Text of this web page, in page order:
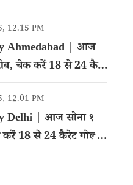
12.15 PM
Ahmedabad | आज
चेक करें 18 से 24 कैरेट
12.01 PM
Delhi | आज सोना १
18 से 24 कैरेट गोल्ड